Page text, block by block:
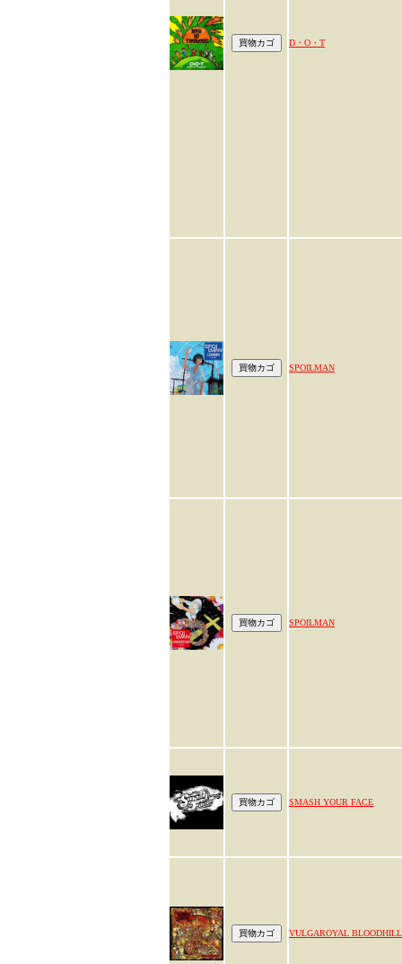
D・O・T
SPOILMAN
SPOILMAN
SMASH YOUR FACE
VULGAROYAL BLOODHILL